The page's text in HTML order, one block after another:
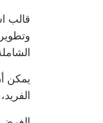
قالب
يمكن